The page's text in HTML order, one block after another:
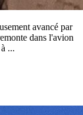
avancé par
dans l'avion
...